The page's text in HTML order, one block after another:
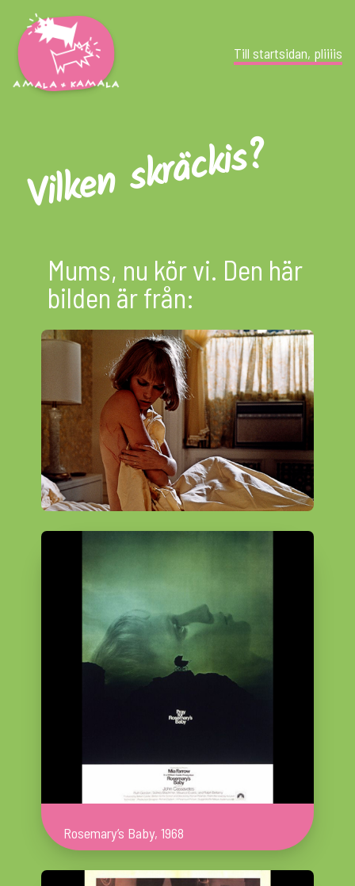
Till startsidan, pliiiis
Vilken skräckis?
Mums, nu kör vi. Den här
bilden är från:
Rosemary’s Baby, 1968